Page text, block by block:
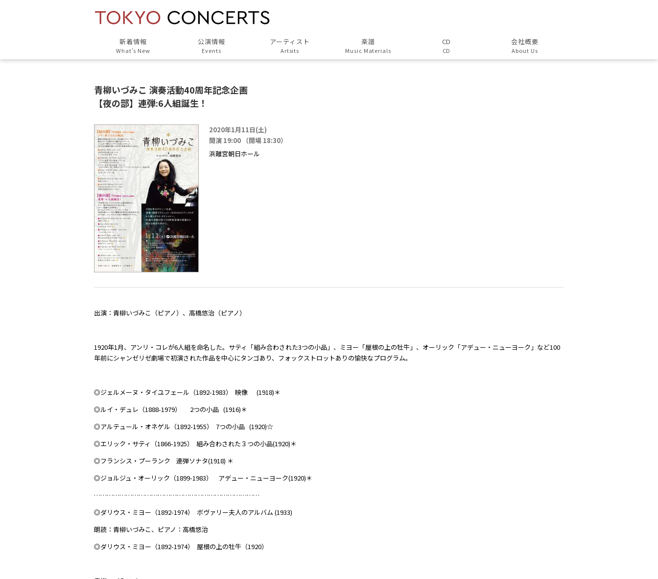
新着情報
What’s New
公演情報
Events
アーティスト
Artsits
楽譜
Music Materials
CD
CD
会社概要
About Us
青柳いづみこ 演奏活動40周年記念企画
【夜の部】連弾:6人組誕生！
2020年1月11日(土)
開演 19:00 （開場 18:30）
浜離宮朝日ホール
出演：青柳いづみこ（ピアノ）、高橋悠治（ピアノ）
1920年1月、アンリ・コレが6人組を命名した。サティ「組み合わされた3つの小品」、ミヨー「屋根の上の牡牛」、オーリック「アデュー・ニューヨーク」など100
年前にシャンゼリゼ劇場で初演された作品を中心にタンゴあり、フォックストロットありの愉快なプログラム。
◎ジェルメーヌ・タイユフェール（1892-1983） 映像 (1918)＊
◎ルイ・デュレ（1888-1979） 2つの小品 (1916)＊
◎アルテュール・オネゲル（1892-1955） 7つの小品 (1920)☆
◎エリック・サティ（1866-1925） 組み合わされた３つの小品(1920)＊
◎フランシス・プーランク 連弾ソナタ(1918) ＊
◎ジョルジュ・オーリック（1899-1983） アデュー・ニューヨーク(1920)＊
……………………………………………………………………
◎ダリウス・ミヨー（1892-1974） ボヴァリー夫人のアルバム (1933)
朗読：青柳いづみこ、ピアノ：高橋悠治
◎ダリウス・ミヨー（1892-1974） 屋根の上の牡牛（1920）